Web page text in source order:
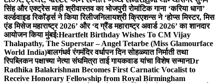
सिंह और एक्ट्रेस माही श्रीवास्तव का भोजपुरी रोमांटिक गाना ‘करिया धागा’
वर्ल्डवाइड रिकॉर्ड्स ने किया रिलीजनिलायश्री क्रिएशन्स ने ‘होप्स मिस्टर, मिस
एंड मिसेज महाराष्ट्र 2026’ और ‘द ग्रैंड महाराष्ट्र अवार्ड 2026’ का शानदार
आयोजन किया मुंबई:Heartfelt Birthday Wishes To CM Vijay
Thalapathy, The Superstar – Angel Tetarbe (Miss Glamourface
World India)बालगंधर्व रंगमंदिर वर्धापन दिन सोहळ्यात निर्माती तथा
रिपब्लिकन पक्षाच्या नेत्या संघमित्रा ताई गायकवाड यांचा विशेष सन्मानDr
Radhika Balakrishnan Becomes First Carnatic Vocalist to
Receive Honorary Fellowship from Royal Birmingham